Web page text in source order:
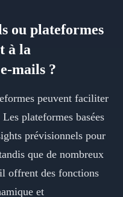
ou plateformes
à la
mails ?
peuvent faciliter
plateformes basées
prévisionnels pour
que de nombreux
offrent des fonctions
et